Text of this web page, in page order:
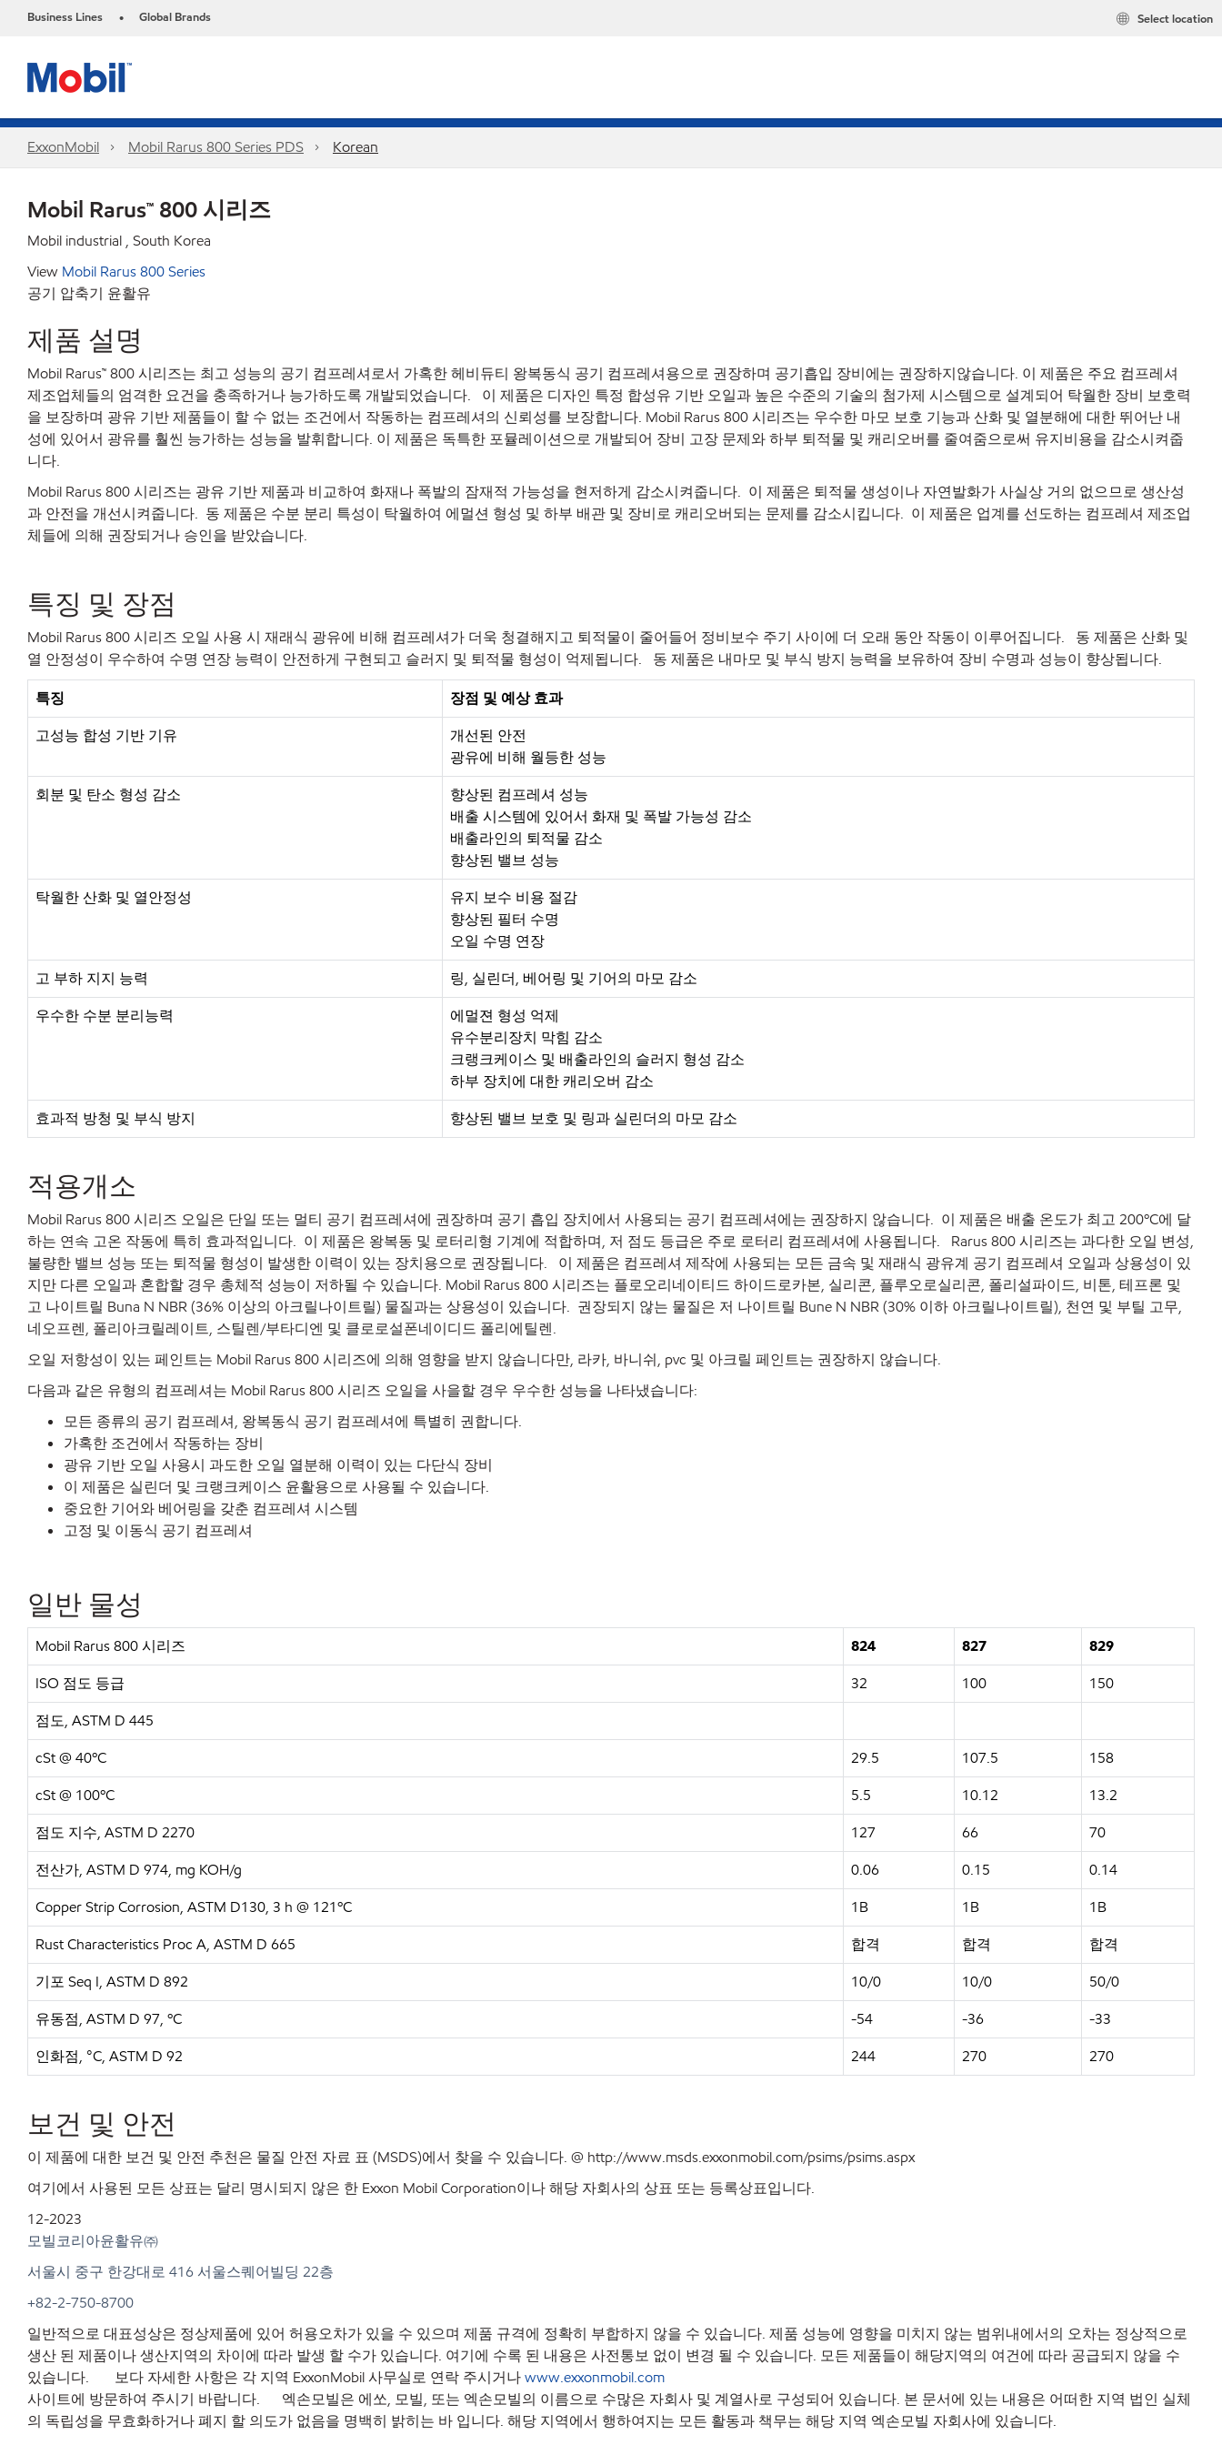
Business Lines • Global Brands Select location
ExxonMobil Mobil Rarus 800 Series PDS Korean
Mobil Rarus™ 800 시리즈
Mobil industrial , South Korea
View Mobil Rarus 800 Series
공기 압축기 윤활유
제품 설명
Mobil Rarus™ 800 시리즈는 최고 성능의 공기 컴프레셔로서 가혹한 헤비듀티 왕복동식 공기 컴프레셔용으로 권장하며 공기흡입 장비에는 권장하지않습니다. 이 제품은 주요 컴프레셔
제조업체들의 엄격한 요건을 충족하거나 능가하도록 개발되었습니다. 이 제품은 디자인 특정 합성유 기반 오일과 높은 수준의 기술의 첨가제 시스템으로 설계되어 탁월한 장비 보호력
을 보장하며 광유 기반 제품들이 할 수 없는 조건에서 작동하는 컴프레셔의 신뢰성를 보장합니다. Mobil Rarus 800 시리즈는 우수한 마모 보호 기능과 산화 및 열분해에 대한 뛰어난 내
성에 있어서 광유를 훨씬 능가하는 성능을 발휘합니다. 이 제품은 독특한 포뮬레이션으로 개발되어 장비 고장 문제와 하부 퇴적물 및 캐리오버를 줄여줌으로써 유지비용을 감소시켜줍
니다.
Mobil Rarus 800 시리즈는 광유 기반 제품과 비교하여 화재나 폭발의 잠재적 가능성을 현저하게 감소시켜줍니다. 이 제품은 퇴적물 생성이나 자연발화가 사실상 거의 없으므로 생산성
과 안전을 개선시켜줍니다. 동 제품은 수분 분리 특성이 탁월하여 에멀션 형성 및 하부 배관 및 장비로 캐리오버되는 문제를 감소시킵니다. 이 제품은 업계를 선도하는 컴프레셔 제조업
체들에 의해 권장되거나 승인을 받았습니다.
특징 및 장점
Mobil Rarus 800 시리즈 오일 사용 시 재래식 광유에 비해 컴프레셔가 더욱 청결해지고 퇴적물이 줄어들어 정비보수 주기 사이에 더 오래 동안 작동이 이루어집니다. 동 제품은 산화 및
열 안정성이 우수하여 수명 연장 능력이 안전하게 구현되고 슬러지 및 퇴적물 형성이 억제됩니다. 동 제품은 내마모 및 부식 방지 능력을 보유하여 장비 수명과 성능이 향상됩니다.
특징
장점 및 예상 효과
고성능 합성 기반 기유
개선된 안전
광유에 비해 월등한 성능
회분 및 탄소 형성 감소
향상된 컴프레셔 성능
배출 시스템에 있어서 화재 및 폭발 가능성 감소
배출라인의 퇴적물 감소
향상된 밸브 성능
탁월한 산화 및 열안정성
유지 보수 비용 절감
향상된 필터 수명
오일 수명 연장
고 부하 지지 능력
링, 실린더, 베어링 및 기어의 마모 감소
우수한 수분 분리능력
에멀젼 형성 억제
유수분리장치 막힘 감소
크랭크케이스 및 배출라인의 슬러지 형성 감소
하부 장치에 대한 캐리오버 감소
효과적 방청 및 부식 방지
향상된 밸브 보호 및 링과 실린더의 마모 감소
적용개소
Mobil Rarus 800 시리즈 오일은 단일 또는 멀티 공기 컴프레셔에 권장하며 공기 흡입 장치에서 사용되는 공기 컴프레셔에는 권장하지 않습니다. 이 제품은 배출 온도가 최고 200ºC에 달
하는 연속 고온 작동에 특히 효과적입니다. 이 제품은 왕복동 및 로터리형 기계에 적합하며, 저 점도 등급은 주로 로터리 컴프레셔에 사용됩니다. Rarus 800 시리즈는 과다한 오일 변성,
불량한 밸브 성능 또는 퇴적물 형성이 발생한 이력이 있는 장치용으로 권장됩니다. 이 제품은 컴프레셔 제작에 사용되는 모든 금속 및 재래식 광유계 공기 컴프레셔 오일과 상용성이 있
지만 다른 오일과 혼합할 경우 총체적 성능이 저하될 수 있습니다. Mobil Rarus 800 시리즈는 플로오리네이티드 하이드로카본, 실리콘, 플루오로실리콘, 폴리설파이드, 비톤, 테프론 및
고 나이트릴 Buna N NBR (36% 이상의 아크릴나이트릴) 물질과는 상용성이 있습니다. 권장되지 않는 물질은 저 나이트릴 Bune N NBR (30% 이하 아크릴나이트릴), 천연 및 부틸 고무,
네오프렌, 폴리아크릴레이트, 스틸렌/부타디엔 및 클로로설폰네이디드 폴리에틸렌.
오일 저항성이 있는 페인트는 Mobil Rarus 800 시리즈에 의해 영향을 받지 않습니다만, 라카, 바니쉬, pvc 및 아크릴 페인트는 권장하지 않습니다.
다음과 같은 유형의 컴프레셔는 Mobil Rarus 800 시리즈 오일을 사을할 경우 우수한 성능을 나타냈습니다:
모든 종류의 공기 컴프레셔, 왕복동식 공기 컴프레셔에 특별히 권합니다.
가혹한 조건에서 작동하는 장비
광유 기반 오일 사용시 과도한 오일 열분해 이력이 있는 다단식 장비
이 제품은 실린더 및 크랭크케이스 윤활용으로 사용될 수 있습니다.
중요한 기어와 베어링을 갖춘 컴프레셔 시스템
고정 및 이동식 공기 컴프레셔
일반 물성
Mobil Rarus 800 시리즈 824 827
829
ISO 점도 등급
32 100
150
점도, ASTM D 445
cSt @ 40ºC
29.5 107.5
158
cSt @ 100ºC
5.5 10.12
13.2
점도 지수, ASTM D 2270
127 66
70
전산가, ASTM D 974, mg KOH/g
0.06 0.15
0.14
Copper Strip Corrosion, ASTM D130, 3 h @ 121ºC
1B 1B
1B
Rust Characteristics Proc A, ASTM D 665
합격 합격
합격
기포 Seq I, ASTM D 892
10/0 10/0
50/0
유동점, ASTM D 97, ºC
-54 -36
-33
인화점, °C, ASTM D 92
244 270 270
보건 및 안전
이 제품에 대한 보건 및 안전 추천은 물질 안전 자료 표 (MSDS)에서 찾을 수 있습니다. @ http://www.msds.exxonmobil.com/psims/psims.aspx
여기에서 사용된 모든 상표는 달리 명시되지 않은 한 Exxon Mobil Corporation이나 해당 자회사의 상표 또는 등록상표입니다.
12-2023
모빌코리아윤활유㈜
서울시 중구 한강대로 416 서울스퀘어빌딩 22층
+82-2-750-8700
일반적으로 대표성상은 정상제품에 있어 허용오차가 있을 수 있으며 제품 규격에 정확히 부합하지 않을 수 있습니다. 제품 성능에 영향을 미치지 않는 범위내에서의 오차는 정상적으로
생산 된 제품이나 생산지역의 차이에 따라 발생 할 수가 있습니다. 여기에 수록 된 내용은 사전통보 없이 변경 될 수 있습니다. 모든 제품들이 해당지역의 여건에 따라 공급되지 않을 수
있습니다. 보다 자세한 사항은 각 지역 ExxonMobil 사무실로 연락 주시거나www.exxonmobil.com
사이트에 방문하여 주시기 바랍니다. 엑손모빌은 에쏘, 모빌, 또는 엑손모빌의 이름으로 수많은 자회사 및 계열사로 구성되어 있습니다. 본 문서에 있는 내용은 어떠한 지역 법인 실체
의 독립성을 무효화하거나 폐지 할 의도가 없음을 명백히 밝히는 바 입니다. 해당 지역에서 행하여지는 모든 활동과 책무는 해당 지역 엑손모빌 자회사에 있습니다.